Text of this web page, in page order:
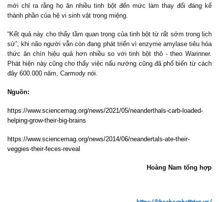
mới chỉ ra rằng họ ăn nhiều tinh bột đến mức làm thay đổi đáng kể
thành phần của hệ vi sinh vật trong miệng.
“Kết quả này cho thấy tầm quan trọng của tinh bột từ rất sớm trong lịch
sử”, khi não người vẫn còn đang phát triển vì enzyme amylase tiêu hóa
thức ăn chín hiệu quả hơn nhiều so với tinh bột thô - theo Warinner.
Phát hiện này cũng cho thấy việc nấu nướng cũng đã phổ biến từ cách
đây 600.000 năm, Carmody nói.
Nguồn:
https://www.sciencemag.org/news/2021/05/neanderthals-carb-loaded-
helping-grow-their-big-brains
https://www.sciencemag.org/news/2014/06/neandertals-ate-their-
veggies-their-feces-reveal
Hoàng Nam tổng hợp